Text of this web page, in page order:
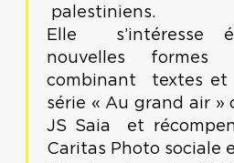
palestiniens.
Elle s’intéresse
nouvelles formes
combinant textes et
série « Au grand air »
JS Saia et
Caritas Photo sociale